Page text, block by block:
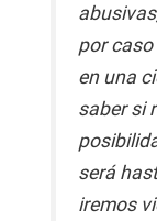
por
en una
saber si
será
iremos